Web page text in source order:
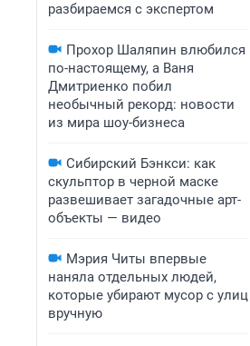
разбираемся с экспертом
Прохор Шаляпин влюбился
по-настоящему, а Ваня
Дмитриенко побил
необычный рекорд: новости
из мира шоу-бизнеса
Сибирский Бэнкси: как
скульптор в черной маске
развешивает загадочные арт-
объекты — видео
Мэрия Читы впервые
наняла отдельных людей,
которые убирают мусор с улиц
вручную